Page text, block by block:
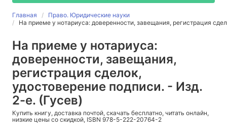
Главная
Право. Юридические науки
На приеме у нотариуса: доверенности, завещания, регистрация
На приеме у нотариуса:
доверенности, завещания,
регистрация сделок,
удостоверение подписи. - Изд.
2-е. (Гусев)
Купить книгу, доставка почтой, скачать бесплатно, читать онлайн,
низкие цены со скидкой, ISBN 978-5-222-20764-2